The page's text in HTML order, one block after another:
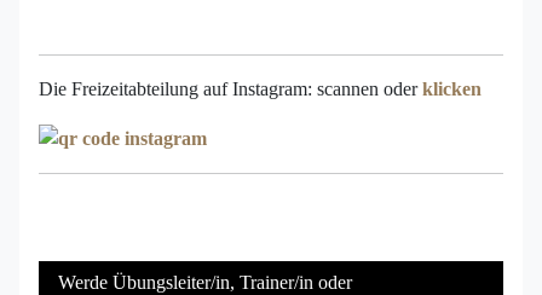
Die Freizeitabteilung auf Instagram: scannen oderklicken
Werde Übungsleiter/in, Trainer/in oder